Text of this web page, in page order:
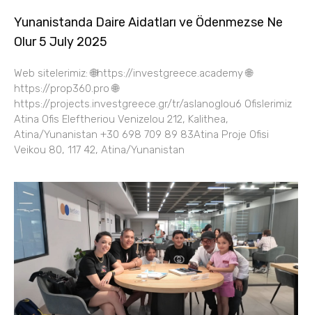
Yunanistanda Daire Aidatları ve Ödenmezse Ne
Olur 5 July 2025
Web sitelerimiz: 🌐https://investgreece.academy 🌐
https://prop360.pro 🌐
https://projects.investgreece.gr/tr/aslanoglou6 Ofislerimiz
Atina Ofis Eleftheriou Venizelou 212, Kalithea,
Atina/Yunanistan +30 698 709 89 83Atina Proje Ofisi
Veikou 80, 117 42, Atina/Yunanistan